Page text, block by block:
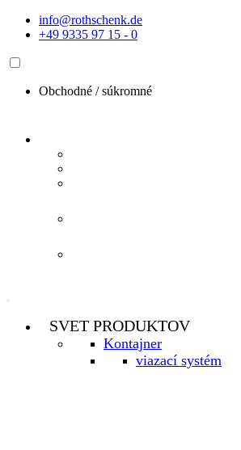
Preskočiťinfo@rothschenk.de
+49 9335 97 15 - 0
Obchodné / súkromné
SVET PRODUKTOV
Kontajner
viazací systém